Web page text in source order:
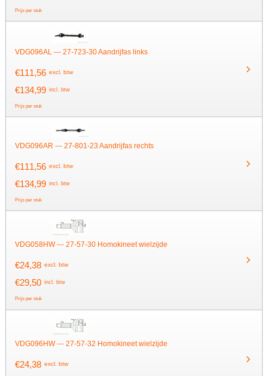
Prijs per stuk
VDG096AL --- 27-723-30 Aandrijfas links
€111,56 excl. btw
€134,99 incl. btw
Prijs per stuk
VDG096AR --- 27-801-23 Aandrijfas rechts
€111,56 excl. btw
€134,99 incl. btw
Prijs per stuk
VDG058HW --- 27-57-30 Homokineet wielzijde
€24,38 excl. btw
€29,50 incl. btw
Prijs per stuk
VDG096HW --- 27-57-32 Homokineet wielzijde
€24,38 excl. btw